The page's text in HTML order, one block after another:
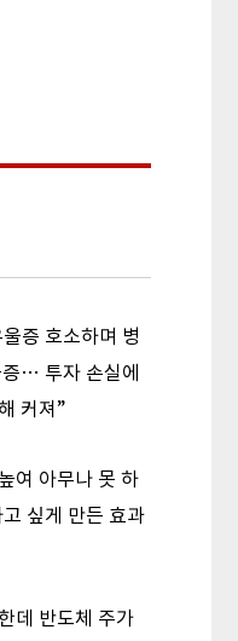
증 호소하며 병
… 투자 손실에
커져”
여 아무나 못 하
싶게 만든 효과
데 반도체 주가